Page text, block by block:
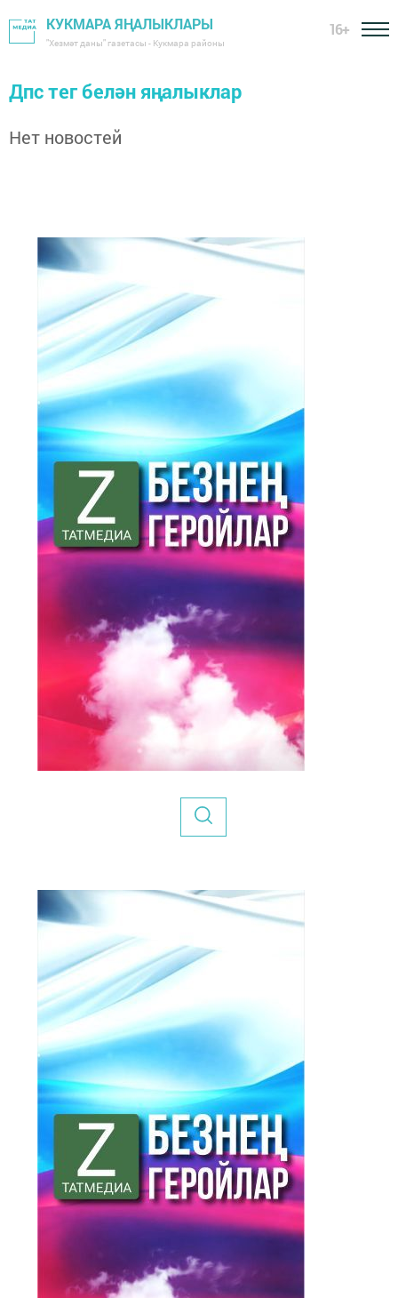
КУКМАРА ЯҢАЛЫКЛАРЫ
"Хезмәт даны" газетасы - Кукмара районы
16+
Дпс тег белән яңалыклар
Нет новостей